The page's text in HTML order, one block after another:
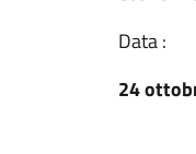
Data :
24